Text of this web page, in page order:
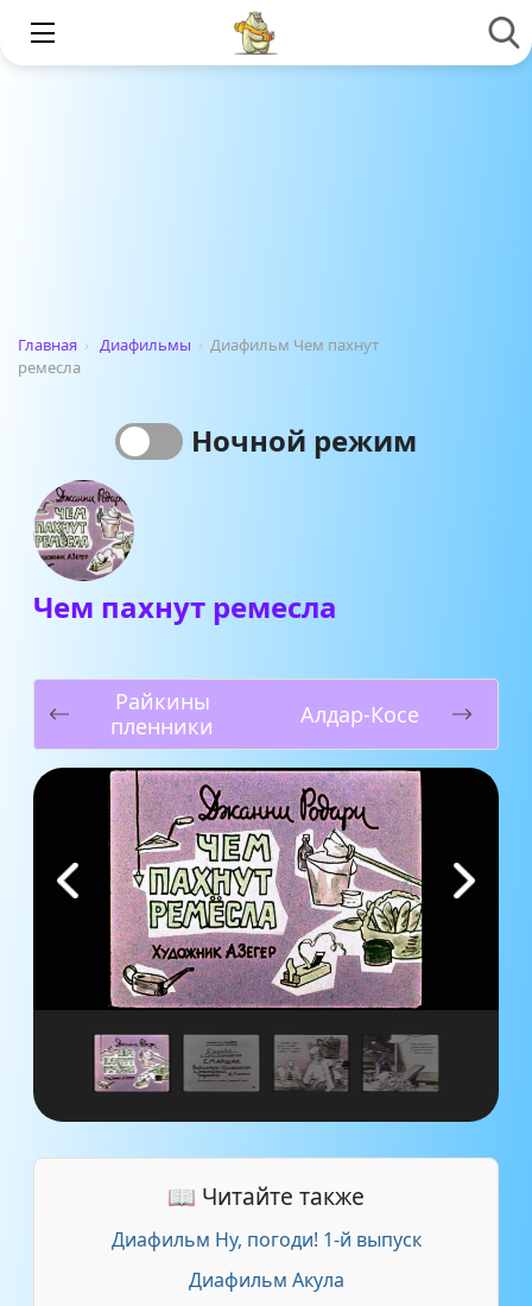
Главная › Диафильмы › Диафильм Чем пахнут
ремесла
Ночной режим
Чем пахнут ремесла
Райкины
пленники
Алдар-Косе
📖 Читайте также
Диафильм Ну, погоди! 1-й выпуск
Диафильм Акула